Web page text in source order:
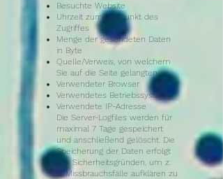
Besuchte Website
Uhrzeit zum Zeitpunkt des
Zugriffes
Menge der gesendeten Daten
in Byte
Quelle/Verweis, von welchem
Sie auf die Seite gelangten
Verwendeter Browser
Verwendetes Betriebssystem
Verwendete IP-Adresse
Die Server-Logfiles werden für
maximal 7 Tage gespeichert
und anschließend gelöscht. Die
Speicherung der Daten erfolgt
aus Sicherheitsgründen, um z.
B. Missbrauchsfälle aufklären zu